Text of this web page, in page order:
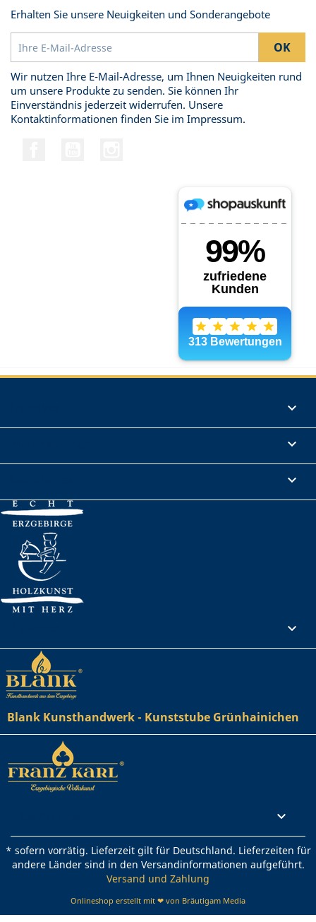
Erhalten Sie unsere Neuigkeiten und Sonderangebote
Wir nutzen Ihre E-Mail-Adresse, um Ihnen Neuigkeiten rund
um unsere Produkte zu senden. Sie können Ihr
Einverständnis jederzeit widerrufen. Unsere
Kontaktinformationen finden Sie im Impressum.




Blank Kunsthandwerk - Kunststube Grünhainichen

* sofern vorrätig. Lieferzeit gilt für Deutschland. Lieferzeiten für
andere Länder sind in den Versandinformationen aufgeführt.
Versand und Zahlung
Onlineshop erstellt mit ❤ von Bräutigam Media